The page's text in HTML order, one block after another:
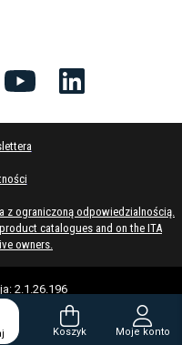
z ograniczoną odpowiedzialnością.
catalogues and on the ITA
owners.
: 2.1.26.196
Koszyk Moje konto